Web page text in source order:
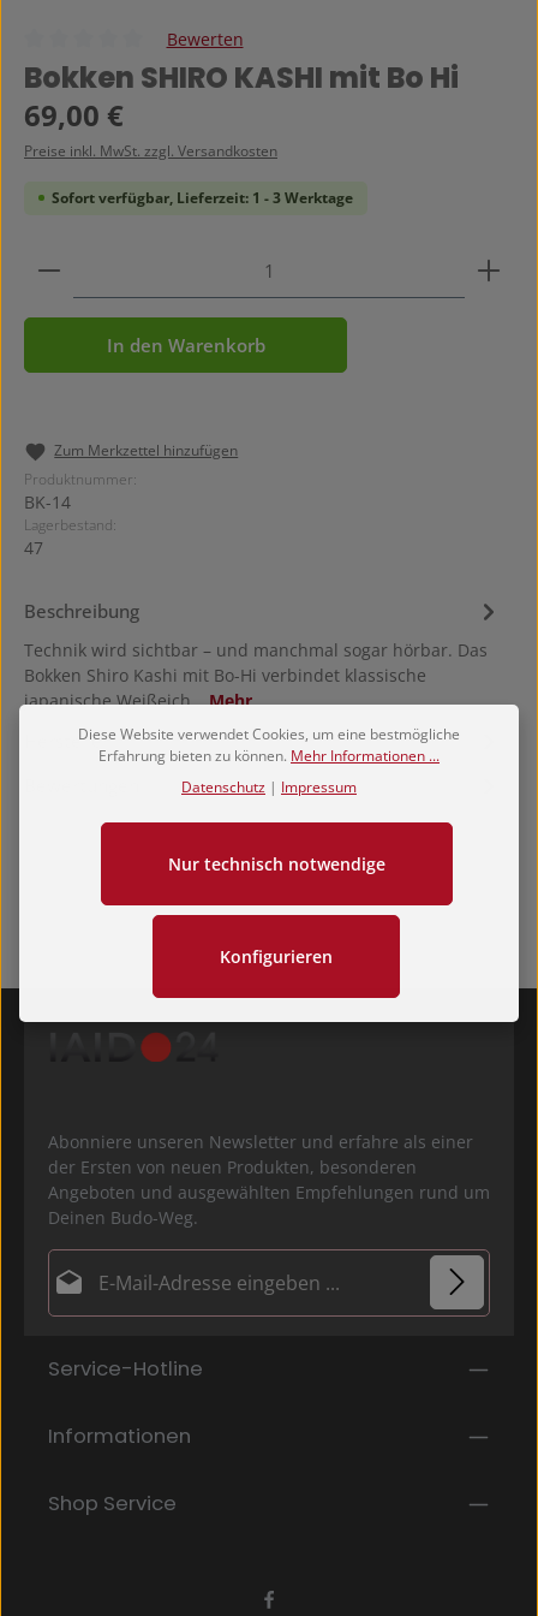
Durchschnittliche Bewertung von 0 von 5 Sternen
Bewerten
Bokken SHIRO KASHI mit Bo Hi
Regulärer Preis:
69,00 €
Preise inkl. MwSt. zzgl. Versandkosten
Sofort verfügbar, Lieferzeit: 1 - 3 Werktage
Produkt Anzahl: Gib den gewünschten Wert ein
In den Warenkorb
Zum Merkzettel hinzufügen
Produktnummer:
BK-14
Lagerbestand:
47
Beschreibung
Technik wird sichtbar – und manchmal sogar hörbar. Das
Bokken Shiro Kashi mit Bo-Hi verbindet klassische
japanische Weißeich…Mehr
Hersteller
Abonniere unseren Newsletter und erfahre als einer
der Ersten von neuen Produkten, besonderen
Angeboten und ausgewählten Empfehlungen rund um
Deinen Budo-Weg.
E-Mail-Adresse*
Ich habe dieDatenschutzbestimmungen
mit ihnen einverstanden.
Die mit einem Stern (*) markierten Felder sind
Pflichtfelder.
Service-Hotline
Informationen
Shop Service
Diese Website verwendet Cookies, um eine bestmögliche
Erfahrung bieten zu können. Mehr Informationen ...
Datenschutz | Impressum
Nur technisch notwendige
Konfigurieren